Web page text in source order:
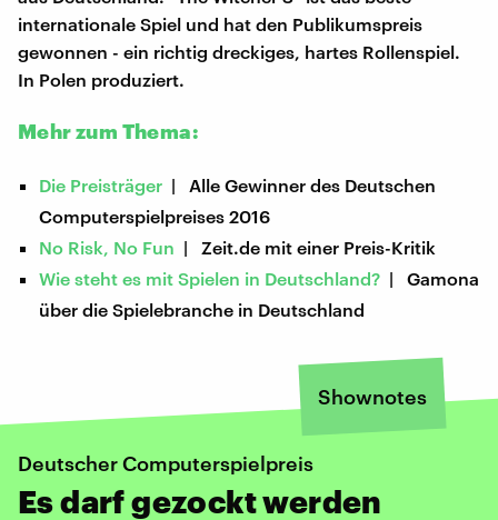
internationale Spiel und hat den Publikumspreis
gewonnen - ein richtig dreckiges, hartes Rollenspiel.
In Polen produziert.
Mehr zum Thema:
Die Preisträger | Alle Gewinner des Deutschen
Computerspielpreises 2016
No Risk, No Fun | Zeit.de mit einer Preis-Kritik
Wie steht es mit Spielen in Deutschland? | Gamona
über die Spielebranche in Deutschland
Shownotes
Deutscher Computerspielpreis
Es darf gezockt werden